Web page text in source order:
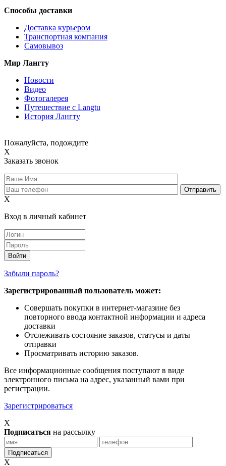
Способы доставки
Доставка курьером
Транспортная компания
Самовывоз
Мир Лангту
Новости
Видео
Фотогалерея
Путешествие с Langtu
История Лангту
Пожалуйста, подождите
X
Заказать звонок
X
Вход в личный кабинет
Забыли пароль?
Зарегистрированный пользователь может:
Совершать покупки в интернет-магазине без
повторного ввода контактной информации и адреса
доставки
Отслеживать состояние заказов, статусы и даты
отправки
Просматривать историю заказов.
Все информационные сообщения поступают в виде
электронного письма на адрес, указанный вами при
регистрации.
Зарегистрироваться
X
Подписаться на рассылку
X